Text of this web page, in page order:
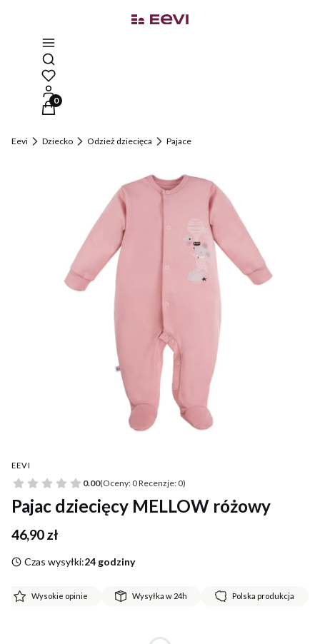
Otwórz wyszukiwarkę
Produkty w koszyku: 0. Zobacz szczegóły
Eevi Dziecko Odzież dziecięca Pajace
EEVI
0.00(Oceny: 0 Recenzje: 0)
Pajac dziecięcy MELLOW różowy
Cena
46,90 zł
Czas wysyłki:24 godziny
Wysokie opinie Wysyłka w 24h Polska produkcja